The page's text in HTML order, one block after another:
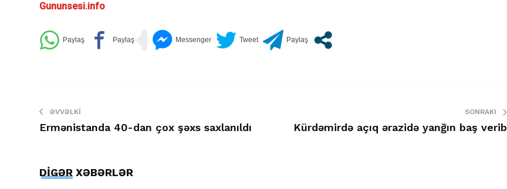
Gununsesi.info
ƏVVƏLKI
Ermənistanda 40-dan çox şəxs saxlanıldı
SONRAKI
Kürdəmirdə açıq ərazidə yanğın baş verib
DİGƏR XƏBƏRLƏR